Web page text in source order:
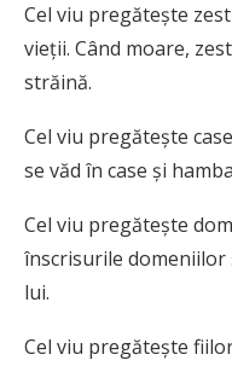
Cel viu pregăteşte
vieţii. Când moare,
străină.
Cel viu pregăteşte
se văd în case şi
Cel viu pregăteşte
înscrisurile
lui.
Cel viu pregăteşte